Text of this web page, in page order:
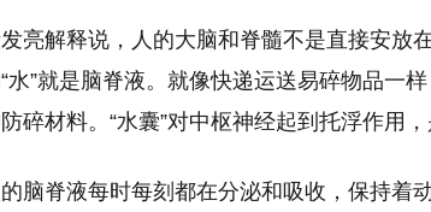
亮解释说，人的大脑和脊髓不是直接安放
水”就是脑脊液。就像快递运送易碎物品一
碎材料。“水囊”对中枢神经起到托浮作用，
的脑脊液每时每刻都在分泌和吸收，保持着